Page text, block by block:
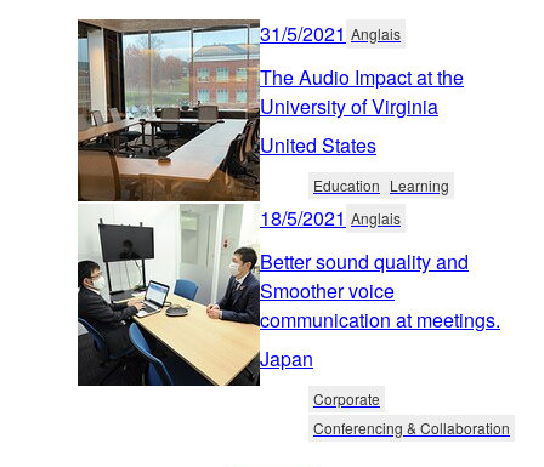
31/5/2021 Anglais
The Audio Impact at the
University of Virginia
United States
Education Learning
18/5/2021 Anglais
Better sound quality and
Smoother voice
communication at meetings.
Japan
Corporate
Conferencing & Collaboration